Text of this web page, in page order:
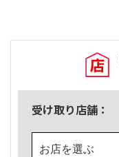
受け取り店舗：
お店を選ぶ